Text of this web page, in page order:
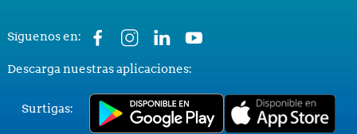
Síguenos en:
Descarga nuestras aplicaciones:
Surtigas: